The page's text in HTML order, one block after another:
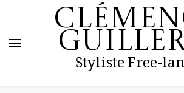
Styliste Free-